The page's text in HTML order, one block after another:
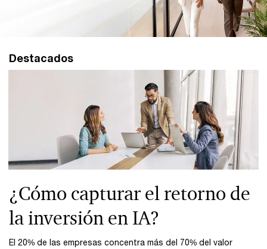
Destacados
¿Cómo capturar el retorno de
la inversión en IA?​
El 20% de las empresas concentra más del 70% del valor